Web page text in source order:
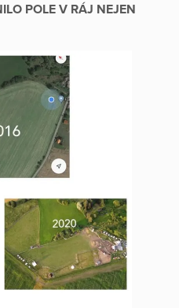
POLE V RÁJ NEJEN